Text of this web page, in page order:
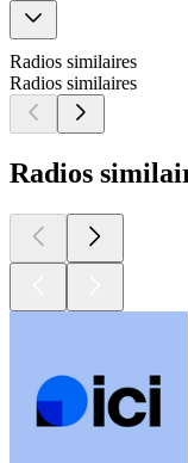
Radios similaires
Radios similaires
Radios